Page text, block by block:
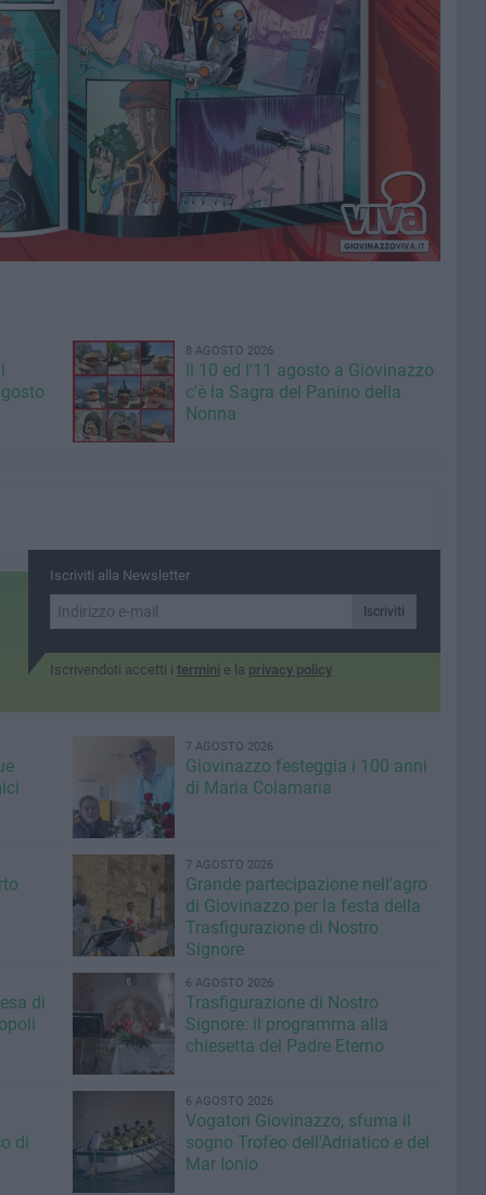
8 AGOSTO 2026
Il 10 ed l'11 agosto a Giovinazzo
c'è la Sagra del Panino della
Nonna
Iscriviti alla Newsletter
Iscriviti
Iscrivendoti accetti i termini e la privacy policy
7 AGOSTO 2026
Giovinazzo festeggia i 100 anni
di Maria Colamaria
7 AGOSTO 2026
Grande partecipazione nell'agro
di Giovinazzo per la festa della
Trasfigurazione di Nostro
Signore
di
6 AGOSTO 2026
Trasfigurazione di Nostro
Signore: il programma alla
chiesetta del Padre Eterno
di
6 AGOSTO 2026
Vogatori Giovinazzo, sfuma il
sogno Trofeo dell'Adriatico e del
Mar Ionio